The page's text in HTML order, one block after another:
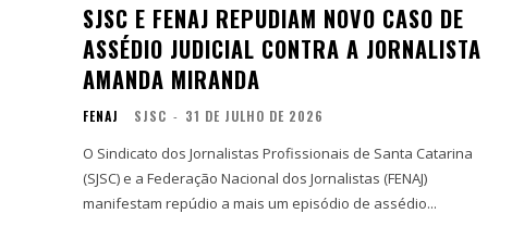
SJSC E FENAJ REPUDIAM NOVO CASO DE
ASSÉDIO JUDICIAL CONTRA A JORNALISTA
AMANDA MIRANDA
FENAJ SJSC - 31 DE JULHO DE 2026
O Sindicato dos Jornalistas Profissionais de Santa Catarina
(SJSC) e a Federação Nacional dos Jornalistas (FENAJ)
manifestam repúdio a mais um episódio de assédio...